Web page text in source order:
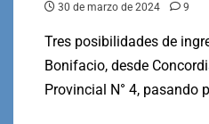
30 de marzo de 2024 9
Tres posibilidades de
Bonifacio, desde
Provincial N° 4, pasando